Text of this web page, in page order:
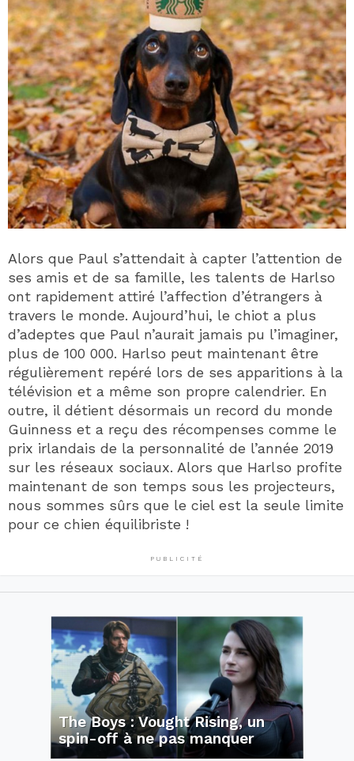
Alors que Paul s’attendait à capter l’attention de
ses amis et de sa famille, les talents de Harlso
ont rapidement attiré l’affection d’étrangers à
travers le monde. Aujourd’hui, le chiot a plus
d’adeptes que Paul n’aurait jamais pu l’imaginer,
plus de 100 000. Harlso peut maintenant être
régulièrement repéré lors de ses apparitions à la
télévision et a même son propre calendrier. En
outre, il détient désormais un record du monde
Guinness et a reçu des récompenses comme le
prix irlandais de la personnalité de l’année 2019
sur les réseaux sociaux. Alors que Harlso profite
maintenant de son temps sous les projecteurs,
nous sommes sûrs que le ciel est la seule limite
pour ce chien équilibriste !
PUBLICITÉ
The Boys : Vought Rising, un
spin-off à ne pas manquer